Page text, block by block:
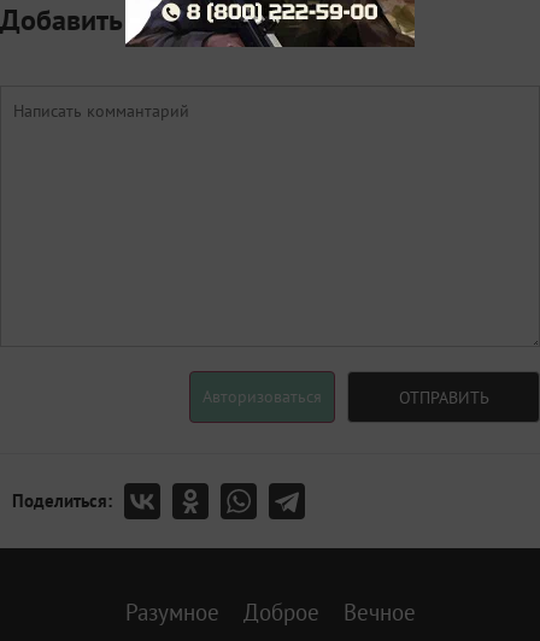
Добавить комментарий
Авторизоваться ОТПРАВИТЬ
Поделиться:
Разумное Доброе Вечное